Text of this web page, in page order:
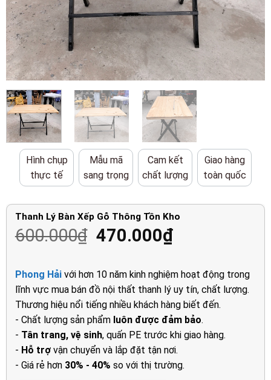
Hình chụp
thực tế
Mẫu mã
sang trọng
Cam kết
chất lượng
Giao hàng
toàn quốc
Thanh Lý Bàn Xếp Gỗ Thông Tồn Kho
600.000₫ Giá
là:
600.000₫.
470.000₫Giá
tại
là:
470.000₫.
Phong Hảivới hơn 10 năm kinh nghiệm hoạt động trong
lĩnh vực mua bán đồ nội thất thanh lý uy tín, chất lượng.
Thương hiệu nổi tiếng nhiều khách hàng biết đến.
- Chất lượng sản phẩm luôn được đảm bảo.
- Tân trang, vệ sinh, quấn PE trước khi giao hàng.
- Hỗ trợvận chuyển và lắp đặt tận nơi.
- Giá rẻ hơn 30% - 40% so với thị trường.